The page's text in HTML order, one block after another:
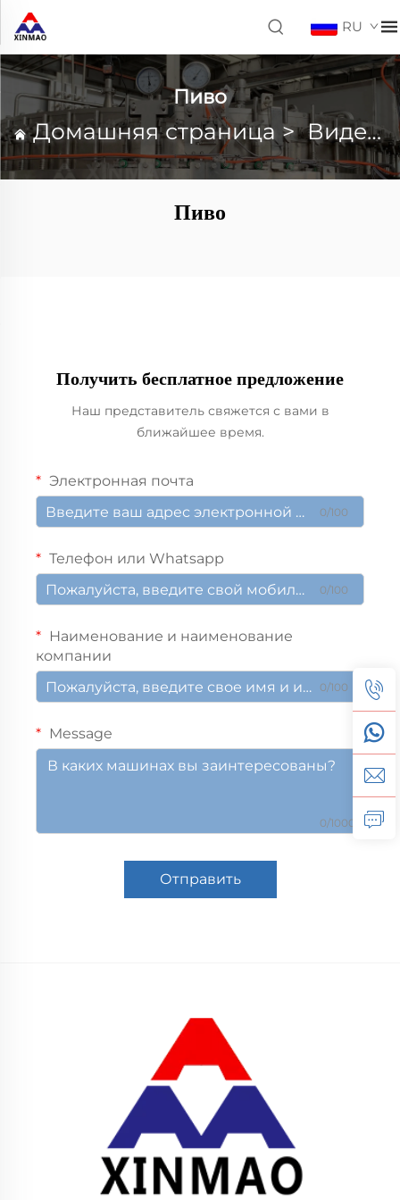
RU
Пиво
Домашняя страница >Видео
Пиво
Получить бесплатное предложение
Наш представитель свяжется с вами в
ближайшее время.
Электронная почта
0/100
Телефон или Whatsapp
0/100
Наименование и наименование
компании
0/100
Message
0/1000
Отправить